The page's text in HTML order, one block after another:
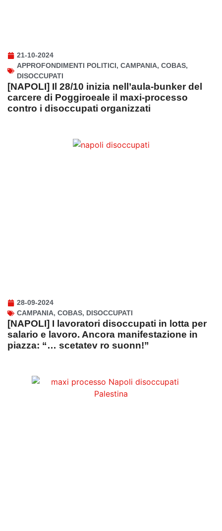
21-10-2024
APPROFONDIMENTI POLITICI, CAMPANIA, COBAS,
DISOCCUPATI
[NAPOLI] Il 28/10 inizia nell’aula-bunker del
carcere di Poggiroeale il maxi-processo
contro i disoccupati organizzati
28-09-2024
CAMPANIA, COBAS, DISOCCUPATI
[NAPOLI] I lavoratori disoccupati in lotta per
salario e lavoro. Ancora manifestazione in
piazza: “… scetatev ro suonn!”